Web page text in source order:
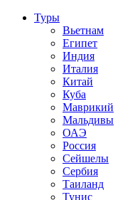
Туры
Вьетнам
Египет
Индия
Италия
Китай
Куба
Маврикий
Мальдивы
ОАЭ
Россия
Сейшелы
Сербия
Таиланд
Тунис